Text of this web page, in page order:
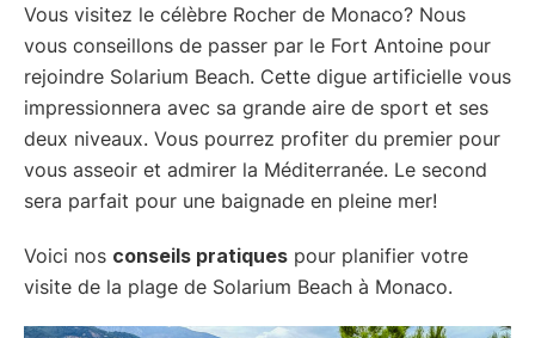
Vous visitez le célèbre Rocher de Monaco? Nous
vous conseillons de passer par le Fort Antoine pour
rejoindre Solarium Beach. Cette digue artificielle vous
impressionnera avec sa grande aire de sport et ses
deux niveaux. Vous pourrez profiter du premier pour
vous asseoir et admirer la Méditerranée. Le second
sera parfait pour une baignade en pleine mer!
Voici nos conseils pratiques pour planifier votre
visite de la plage de Solarium Beach à Monaco.